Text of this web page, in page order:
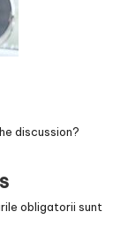
discussion?
obligatorii sunt